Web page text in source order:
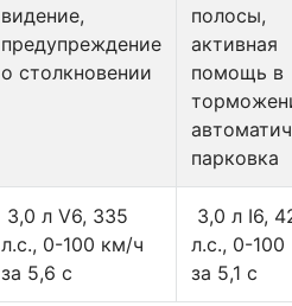
видение,
предупреждение
о столкновении
полосы,
активная
помощь в
парковка
3,0 л V6, 335
л.с., 0-100 км/ч
за 5,6 с
3,0 л I6,
л.с., 0-
за 5,1 с